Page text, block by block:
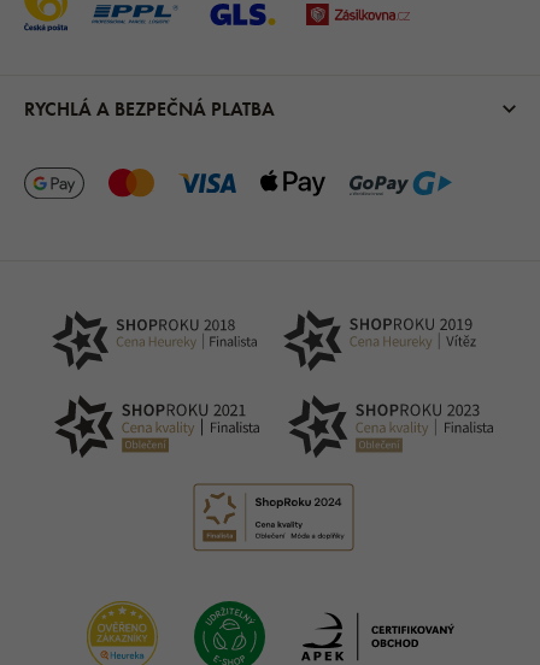
RYCHLÁ A BEZPEČNÁ PLATBA